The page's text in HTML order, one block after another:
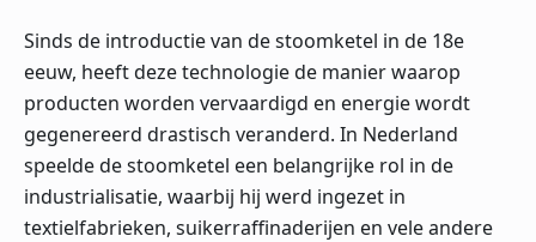
Sinds de introductie van de stoomketel in de 18e
eeuw, heeft deze technologie de manier waarop
producten worden vervaardigd en energie wordt
gegenereerd drastisch veranderd. In Nederland
speelde de stoomketel een belangrijke rol in de
industrialisatie, waarbij hij werd ingezet in
textielfabrieken, suikerraffinaderijen en vele andere